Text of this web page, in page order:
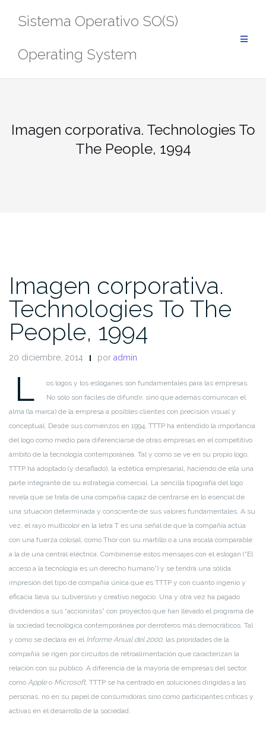
Sistema Operativo SO(S)
Operating System
Imagen corporativa. Technologies To
The People, 1994
Imagen corporativa.
Technologies To The
People, 1994
20 diciembre, 2014 por admin
L
os logos y los eslóganes son fundamentales para las empresas.
No sólo son fáciles de difundir, sino que además comunican el
alma (la marca) de la empresa a posibles clientes con precisión visual y
conceptual. Desde sus comienzos en 1994, TTTP ha entendido la importancia
del logo como medio para diferenciarse de otras empresas en el competitivo
ámbito de la tecnología contemporánea. Tal y como se ve en su propio logo,
TTTP ha adoptado (y desafiado), la estética empresarial, haciendo de ella una
parte integrante de su estrategia comercial. La sencilla tipografía del logo
revela que se trata de una compañía capaz de centrarse en lo esencial de
una situación determinada y consciente de sus valores fundamentales. A su
vez, el rayo multicolor en la letra T es una señal de que la compañía actúa
con una fuerza colosal, como Thor con su martillo o a una escala comparable
a la de una central eléctrica. Combínense estos mensajes con el eslogan (“El
acceso a la tecnología es un derecho humano”) y se tendrá una sólida
impresión del tipo de compañía única que es TTTP y con cuánto ingenio y
eficacia lleva su subversivo y creativo negocio. Una y otra vez ha pagado
dividendos a sus “accionistas” con proyectos que han llevado el programa de
la sociedad tecnológica contemporánea por derroteros más democráticos. Tal
y como se declara en el Informe Anual del 2000, las prioridades de la
compañía se rigen por circuitos de retroalimentación que caracterizan la
relación con su público. A diferencia de la mayoría de empresas del sector,
como Appleo Microsoft, TTTP se ha centrado en soluciones dirigidas a las
personas, no en su papel de consumidoras sino como participantes críticas y
activas en el desarrollo de la sociedad.